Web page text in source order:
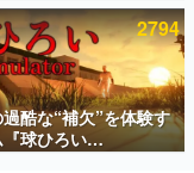
ュー数万以上！ などな
ミ渾身の“殿堂入り”記
リールが予約開始。
ャアのパーソナルマ
ン公国軍のエンブレ
号などを配置
2794
酷な“補欠”を体験す
球ひろい
』が「1件」のウィッ